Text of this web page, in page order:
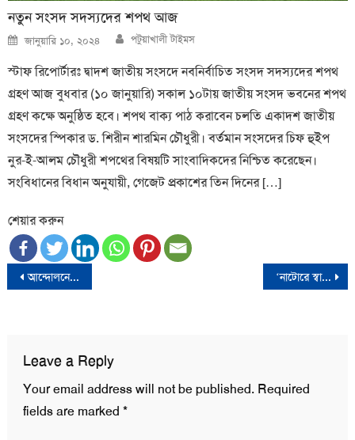
নতুন সংসদ সদস্যদের শপথ আজ
Posted
on
জানুয়ারি ১০, ২০২৪ Author
পটুয়াখালী টাইমস
স্টাফ রিপোর্টারঃ দ্বাদশ জাতীয় সংসদে নবনির্বাচিত সংসদ সদস্যদের শপথ
গ্রহণ আজ বুধবার (১০ জানুয়ারি) সকাল ১০টায় জাতীয় সংসদ ভবনের শপথ
গ্রহণ কক্ষে অনুষ্ঠিত হবে। শপথ বাক্য পাঠ করাবেন চলতি একাদশ জাতীয়
সংসদের স্পিকার ড. শিরীন শারমিন চৌধুরী। বর্তমান সংসদের চিফ হুইপ
নুর-ই-আলম চৌধুরী শপথের বিষয়টি সাংবাদিকদের নিশ্চিত করেছেন।
সংবিধানের বিধান অনুযায়ী, গেজেট প্রকাশের তিন দিনের […]
শেয়ার করুন
Post
আন্দোলনে নিহতদের পরিবারকে ৫ ও আহতদের সর্বোচ্চ ১ লাখ টাকা দেয়ার সিদ্ধান্ত ‘নাটোরে স্বামীর সহযোগিতায় গৃহবধূকে সংঘবদ্ধ ধর্ষণ’
Leave a Reply
Your email address will not be published. Required
fields are marked *